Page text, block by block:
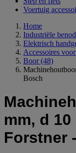
Voertuig
Home
Industriële
Elektrisch
Accessoires
Boor (48)
Bosch
mm, d 10
Forstner